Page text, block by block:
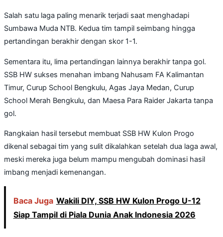
Salah satu laga paling menarik terjadi saat menghadapi
Sumbawa Muda NTB. Kedua tim tampil seimbang hingga
pertandingan berakhir dengan skor 1-1.
Sementara itu, lima pertandingan lainnya berakhir tanpa gol.
SSB HW sukses menahan imbang Nahusam FA Kalimantan
Timur, Curup School Bengkulu, Agas Jaya Medan, Curup
School Merah Bengkulu, dan Maesa Para Raider Jakarta tanpa
gol.
Rangkaian hasil tersebut membuat SSB HW Kulon Progo
dikenal sebagai tim yang sulit dikalahkan setelah dua laga awal,
meski mereka juga belum mampu mengubah dominasi hasil
imbang menjadi kemenangan.
Baca Juga Wakili DIY, SSB HW Kulon Progo U-12
Siap Tampil di Piala Dunia Anak Indonesia 2026